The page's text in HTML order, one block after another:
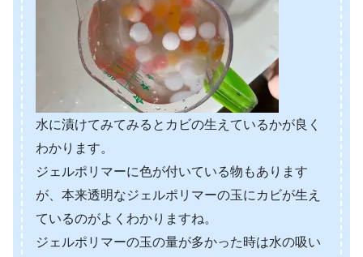
水に漬けてみてみるとカビの生えているかが良く
わかります。
ジェルポリマーに色が付いている物もあります
が、本来透明なジェルポリマーの玉にカビが生え
ているのがよくわかりますね。
ジェルポリマーの玉の量が多かった時は水の吸い